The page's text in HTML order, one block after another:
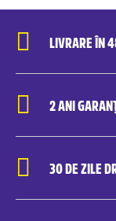
LIVRARE ÎN
2 ANI
30 DE ZILE